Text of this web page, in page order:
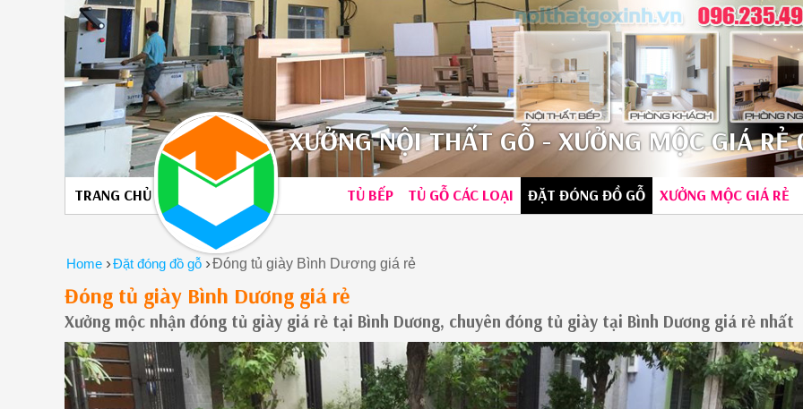
XƯỞNG NỘI THẤT GỖ - XƯỞNG MỘC GIÁ RẺ
TRANG CHỦ TỦ BẾP TỦ GỖ CÁC LOẠI ĐẶT ĐÓNG ĐỒ GỖ XƯỞNG MỘC GIÁ RẺ
Home ›Đặt đóng đồ gỗ ›Đóng tủ giày Bình Dương giá rẻ
Đóng tủ giày Bình Dương giá rẻ
Xưởng mộc nhận đóng tủ giày giá rẻ tại Bình Dương, chuyên đóng tủ giày tại Bình Dương giá rẻ nhất